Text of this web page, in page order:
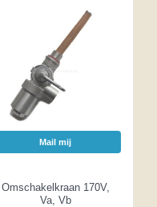
Mail mij
Omschakelkraan 170V,
Va, Vb